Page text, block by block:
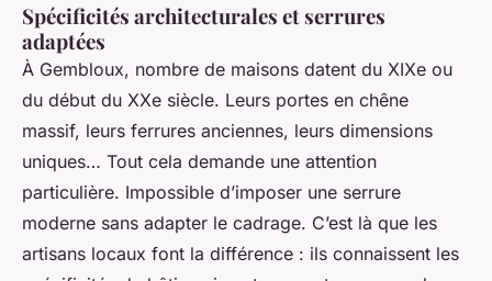
Spécificités architecturales et serrures
adaptées
À Gembloux, nombre de maisons datent du XIXe ou
du début du XXe siècle. Leurs portes en chêne
massif, leurs ferrures anciennes, leurs dimensions
uniques… Tout cela demande une attention
particulière. Impossible d’imposer une serrure
moderne sans adapter le cadrage. C’est là que les
artisans locaux font la différence : ils connaissent les